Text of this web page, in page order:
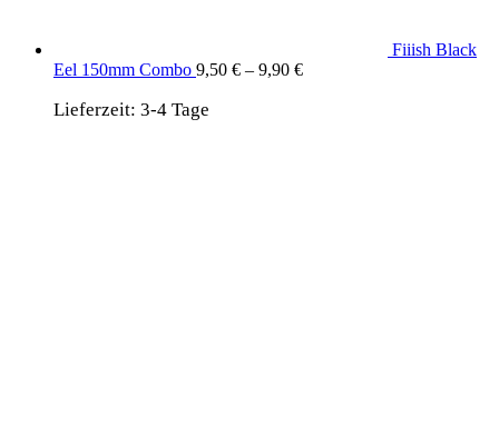
Fiiish Black
Eel 150mm Combo 9,50 € – 9,90 €
Lieferzeit: 3-4 Tage